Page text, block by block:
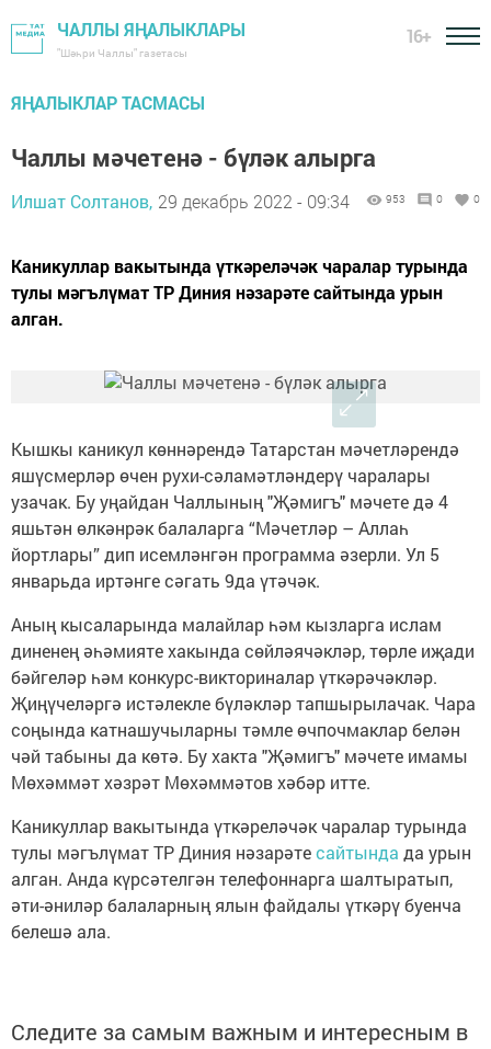
ЧАЛЛЫ ЯҢАЛЫКЛАРЫ
"Шәһри Чаллы" газетасы
16+
ЯҢАЛЫКЛАР ТАСМАСЫ
Чаллы мәчетенә - бүләк алырга
Илшат Солтанов, 29 декабрь 2022 - 09:34 953 0 0
Каникуллар вакытында үткәреләчәк чаралар турында
тулы мәгълүмат ТР Диния нәзарәте сайтында урын
алган.
Кышкы каникул көннәрендә Татарстан мәчетләрендә
яшүсмерләр өчен рухи-сәламәтләндерү чаралары
узачак. Бу уңайдан Чаллының "Җәмигъ" мәчете дә 4
яшьтән өлкәнрәк балаларга “Мәчетләр – Аллаһ
йортлары” дип исемләнгән программа әзерли. Ул 5
январьда иртәнге сәгать 9да үтәчәк.
Аның кысаларында малайлар һәм кызларга ислам
диненең әһәмияте хакында сөйләячәкләр, төрле иҗади
бәйгеләр һәм конкурс-викториналар үткәрәчәкләр.
Җиңүчеләргә истәлекле бүләкләр тапшырылачак. Чара
соңында катнашучыларны тәмле өчпочмаклар белән
чәй табыны да көтә. Бу хакта "Җәмигъ" мәчете имамы
Мөхәммәт хәзрәт Мөхәммәтов хәбәр итте.
Каникуллар вакытында үткәреләчәк чаралар турында
тулы мәгълүмат ТР Диния нәзарәтесайтында да урын
алган. Анда күрсәтелгән телефоннарга шалтыратып,
әти-әниләр балаларның ялын файдалы үткәрү буенча
белешә ала.
Следите за самым важным и интересным в